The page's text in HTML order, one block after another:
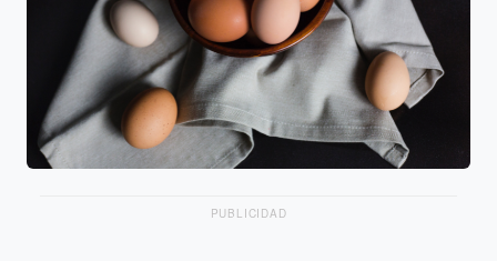
PUBLICIDAD